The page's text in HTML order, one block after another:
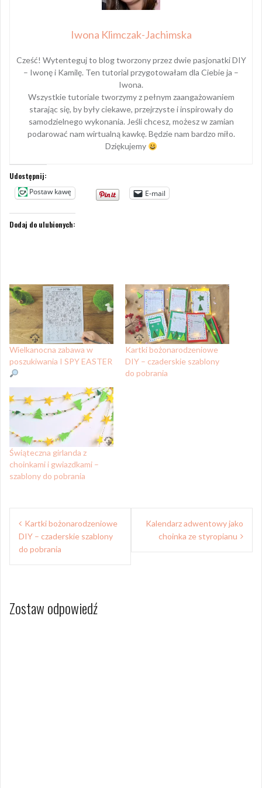
Iwona Klimczak-Jachimska
Cześć! Wytenteguj to blog tworzony przez dwie pasjonatki DIY
– Iwonę i Kamilę. Ten tutorial przygotowałam dla Ciebie ja –
Iwona.
Wszystkie tutoriale tworzymy z pełnym zaangażowaniem
starając się, by były ciekawe, przejrzyste i inspirowały do
samodzielnego wykonania. Jeśli chcesz, możesz w zamian
podarować nam wirtualną kawkę. Będzie nam bardzo miło.
Dziękujemy
Udostępnij:
Postaw kawę
E-mail
Dodaj do ulubionych:
Wielkanocna zabawa w
poszukiwania I SPY EASTER
Kartki bożonarodzeniowe
DIY – czaderskie szablony
do pobrania
Świąteczna girlanda z
choinkami i gwiazdkami –
szablony do pobrania
Nawigacja
wpisu
Kartki bożonarodzeniowe
DIY – czaderskie szablony
do pobrania
Kalendarz adwentowy jako
choinka ze styropianu
Zostaw odpowiedź